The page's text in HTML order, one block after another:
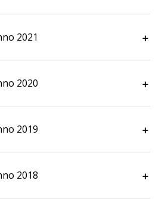
2021
2020
2019
2018